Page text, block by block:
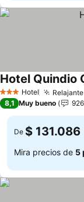
3 Estrellas
Hotel
Hotel Quindio
8,1 Muy bueno 926
De $ 131.086
Mira precios de 5